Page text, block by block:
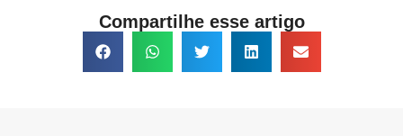
Compartilhe esse artigo